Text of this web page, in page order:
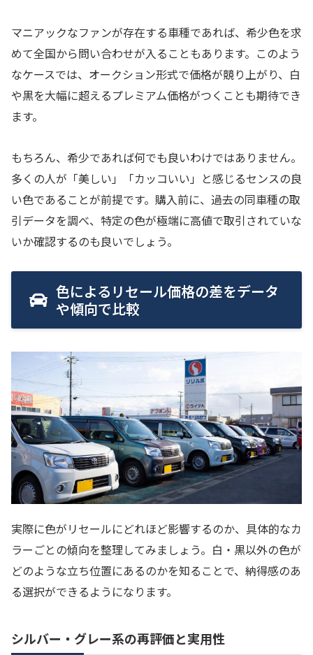
マニアックなファンが存在する車種であれば、希少色を求
めて全国から問い合わせが入ることもあります。このよう
なケースでは、オークション形式で価格が競り上がり、白
や黒を大幅に超えるプレミアム価格がつくことも期待でき
ます。
もちろん、希少であれば何でも良いわけではありません。
多くの人が「美しい」「カッコいい」と感じるセンスの良
い色であることが前提です。購入前に、過去の同車種の取
引データを調べ、特定の色が極端に高値で取引されていな
いか確認するのも良いでしょう。
色によるリセール価格の差をデータ
や傾向で比較
実際に色がリセールにどれほど影響するのか、具体的なカ
ラーごとの傾向を整理してみましょう。白・黒以外の色が
どのような立ち位置にあるのかを知ることで、納得感のあ
る選択ができるようになります。
シルバー・グレー系の再評価と実用性